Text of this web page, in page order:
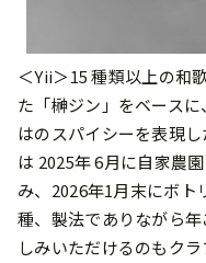
＜Yii＞15 種類以上の和
た「榊ジン」をベース
はのスパイシーを表現
は 2025年 6⽉に⾃家農
み、2026年1⽉末にボト
種、製法でありながら
しみいただけるのもク